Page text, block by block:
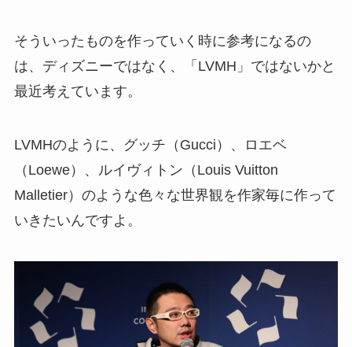
そういったものを作っていく時に参考になるの
は、ディズニーではなく、「LVMH」ではないかと
最近考えています。
LVMHのように、グッチ（Gucci）、ロエベ
（Loewe）、ルイヴィトン（Louis Vuitton
Malletier）のような色々な世界観を作家毎に作って
いきたいんですよ。